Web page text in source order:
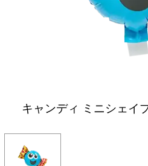
キャンディ ミニシェイ